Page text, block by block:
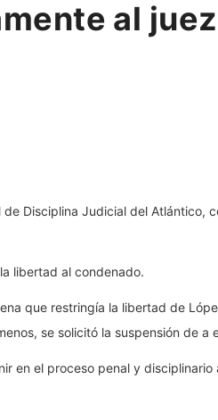
al
Disciplina Judicial del Atlántico,
libertad al condenado.
que restringía la libertad de
se solicitó la suspensión de a
en el proceso penal y